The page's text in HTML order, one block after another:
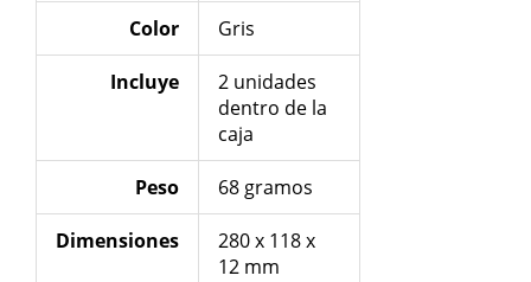
Color Gris
Incluye
2 unidades
dentro de la
caja
Peso 68 gramos
Dimensiones
280 x 118 x
12 mm